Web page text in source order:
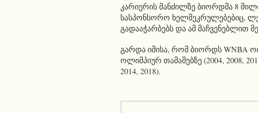
კარიერის მანძილზე ბიორდმა 8
სასპონსორო ხელშეკრულებებიც,
გადააჭარბებს და ამ მაჩვენებლით
გარდა იმისა, რომ ბიორდს WNBA
ოლიმპიურ თამაშებზე (2004, 2008,
2014, 2018).